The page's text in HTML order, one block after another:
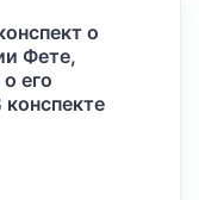
о
Фете,
его